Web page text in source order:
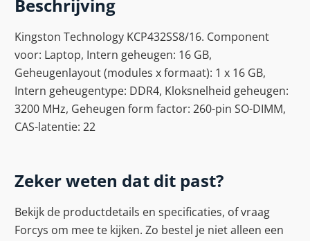
Beschrijving
Kingston Technology KCP432SS8/16. Component
voor: Laptop, Intern geheugen: 16 GB,
Geheugenlayout (modules x formaat): 1 x 16 GB,
Intern geheugentype: DDR4, Kloksnelheid geheugen:
3200 MHz, Geheugen form factor: 260-pin SO-DIMM,
CAS-latentie: 22
Zeker weten dat dit past?
Bekijk de productdetails en specificaties, of vraag
Forcys om mee te kijken. Zo bestel je niet alleen een